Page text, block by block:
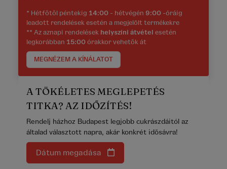
* Hétfőtől péntekig 14:00 - hétvégén 9:00 -óráig
leadott rendelések esetén a megjelölt termékekre
** Az aznapi rendelések helyszíni átvétel esetén
legkorábban 15:00 órakkor vehetők át
MEGNÉZEM A KÍNÁLATOT
A TÖKÉLETES MEGLEPETÉS
TITKA? AZ IDŐZÍTÉS!
Rendelj házhoz Budapest legjobb cukrászdáitól az
általad választott napra, akár konkrét idősávra!
Dátum megadása